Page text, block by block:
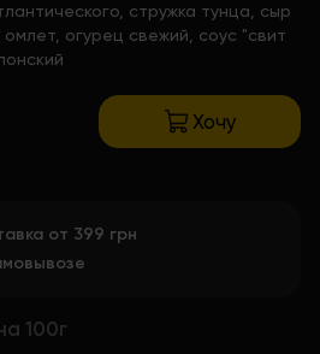
стружка тунца, сыр
огурец свежий, соус "свит
Хочу
от 399 грн
100г